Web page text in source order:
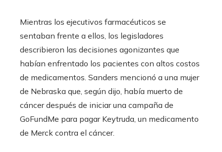
Mientras los ejecutivos farmacéuticos se
sentaban frente a ellos, los legisladores
describieron las decisiones agonizantes que
habían enfrentado los pacientes con altos costos
de medicamentos. Sanders mencionó a una mujer
de Nebraska que, según dijo, había muerto de
cáncer después de iniciar una campaña de
GoFundMe para pagar Keytruda, un medicamento
de Merck contra el cáncer.